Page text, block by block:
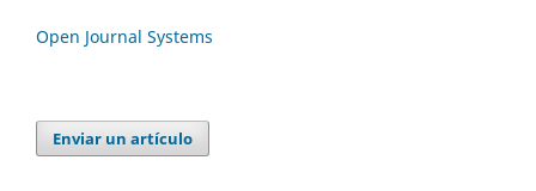
Open Journal Systems
Enviar un artículo